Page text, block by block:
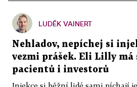
LUDĚK VAINERT
Nehladov, nepíchej si
vezmi prášek. Eli Lilly má
pacientů i investorů